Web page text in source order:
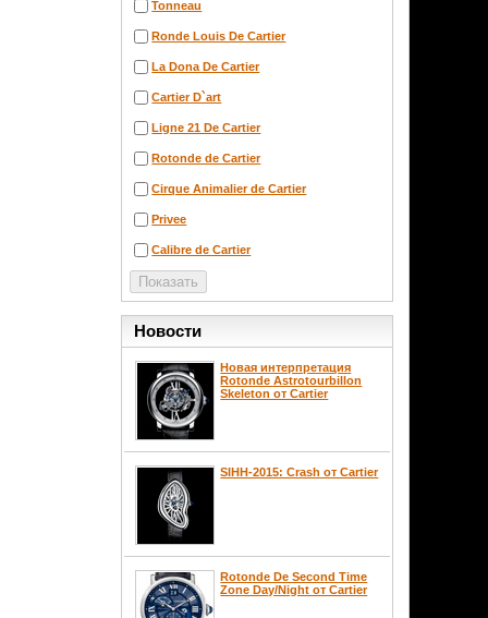
Tonneau
Ronde Louis De Cartier
La Dona De Cartier
Cartier D`art
Ligne 21 De Cartier
Rotonde de Cartier
Cirque Animalier de Cartier
Privee
Calibre de Cartier
Новости
Новая интерпретация
Rotonde Astrotourbillon
Skeleton от Cartier
SIHH-2015: Crash от Cartier
Rotonde De Second Time
Zone Day/Night от Cartier